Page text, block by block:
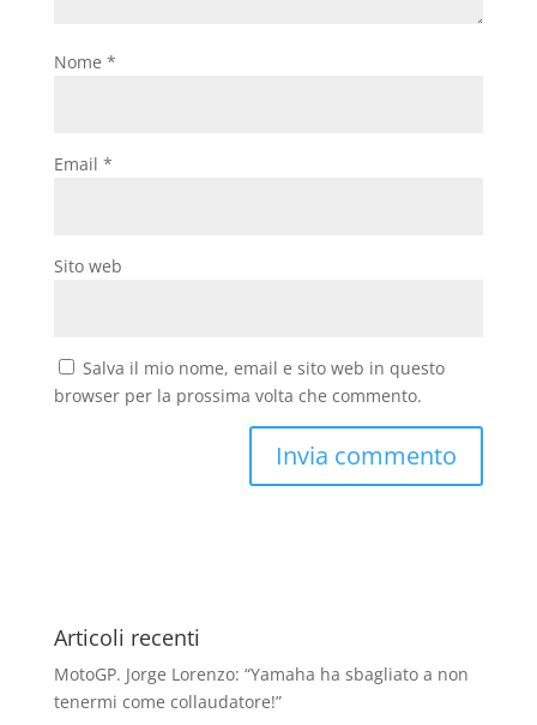
Nome *
Email *
Sito web
Salva il mio nome, email e sito web in questo
browser per la prossima volta che commento.
Articoli recenti
MotoGP. Jorge Lorenzo: “Yamaha ha sbagliato a non
tenermi come collaudatore!”